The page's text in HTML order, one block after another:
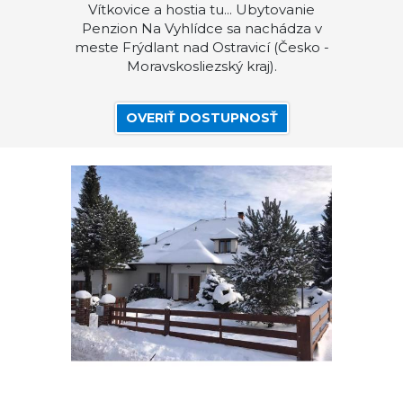
Vítkovice a hostia tu... Ubytovanie
Penzion Na Vyhlídce sa nachádza v
meste Frýdlant nad Ostravicí (Česko -
Moravskosliezský kraj).
OVERIŤ DOSTUPNOSŤ